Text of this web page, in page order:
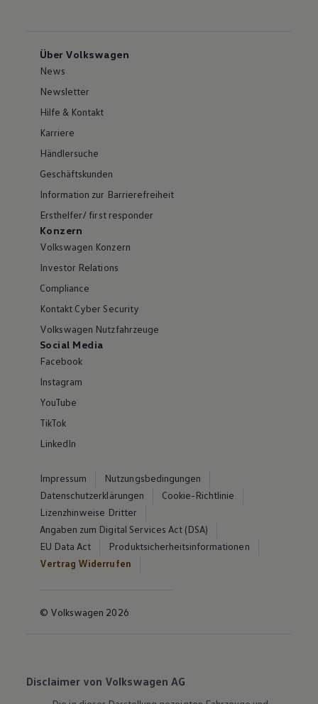
Über Volkswagen
News
Newsletter
Hilfe & Kontakt
Karriere
Händlersuche
Geschäftskunden
Information zur Barrierefreiheit
Ersthelfer/ first responder
Konzern
Volkswagen Konzern
Investor Relations
Compliance
Kontakt Cyber Security
Volkswagen Nutzfahrzeuge
Social Media
Facebook
Instagram
YouTube
TikTok
LinkedIn
Impressum
Nutzungsbedingungen
Datenschutzerklärungen
Cookie-Richtlinie
Lizenzhinweise Dritter
Angaben zum Digital Services Act (DSA)
EU Data Act
Produktsicherheitsinformationen
Vertrag Widerrufen
© Volkswagen 2026
Disclaimer von Volkswagen AG